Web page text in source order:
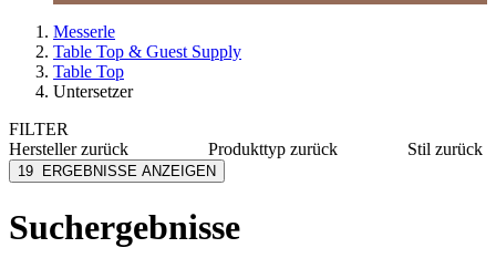
Messerle
Table Top & Guest Supply
Table Top
Untersetzer
FILTER
Herstellerzurück
Bacher+Demmler
Mank
Masche
Produkttyp zurück
Untersetzer
Stil zurück
19 ERGEBNISSE ANZEIGEN
Suchergebnisse